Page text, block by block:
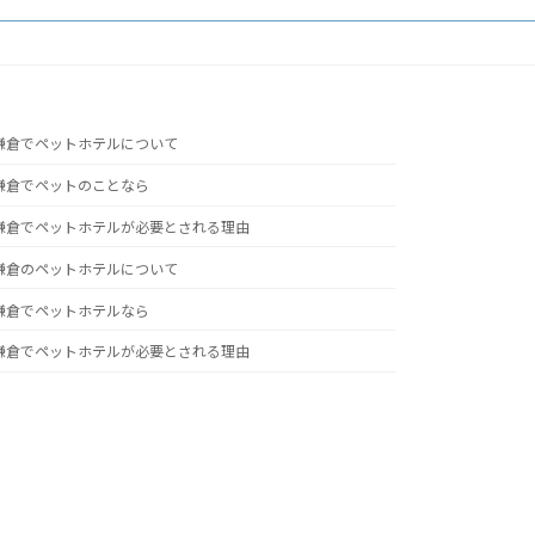
倉でペットホテルについて
倉でペットのことなら
倉でペットホテルが必要とされる理由
倉のペットホテルについて
倉でペットホテルなら
倉でペットホテルが必要とされる理由